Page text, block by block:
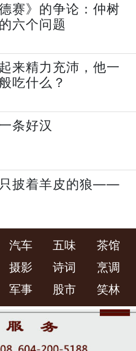
赛》的争论：仲树
六个问题
来精力充沛，他一
吃什么？
条好汉
披着羊皮的狼——
汽车 五味
茶馆
摄影 诗词
烹调
军事 股市 笑林